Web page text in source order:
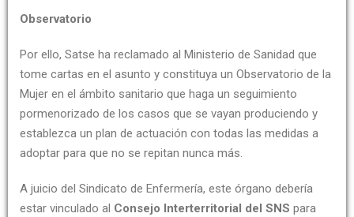
Observatorio
Por ello, Satse ha reclamado al Ministerio de Sanidad que
tome cartas en el asunto y constituya un Observatorio de la
Mujer en el ámbito sanitario que haga un seguimiento
pormenorizado de los casos que se vayan produciendo y
establezca un plan de actuación con todas las medidas a
adoptar para que no se repitan nunca más.
A juicio del Sindicato de Enfermería, este órgano debería
estar vinculado al Consejo Interterritorial del SNS para